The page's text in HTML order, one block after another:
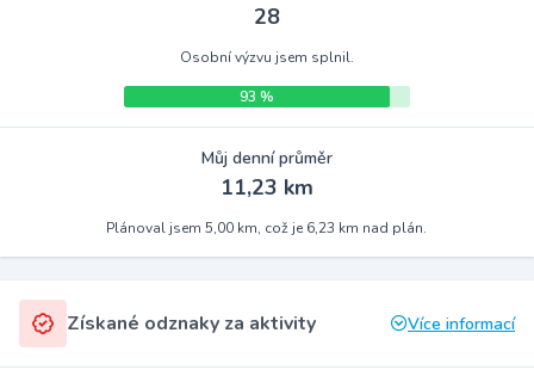
28
Osobní výzvu jsem splnil.
93 %
Můj denní průměr
11,23 km
Plánoval jsem 5,00 km, což je 6,23 km nad plán.
Získané odznaky za aktivity Více informací